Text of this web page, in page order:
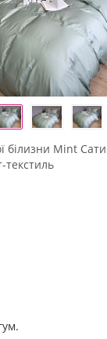
білизни Mint